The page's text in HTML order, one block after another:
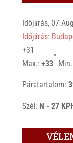
Időjárás, 07
Időjárás:
+31
Max.: +33
°
Min.:
Páratartalom:
Szél: N - 27